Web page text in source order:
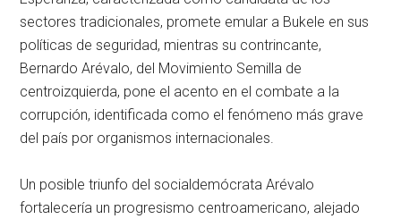
sectores tradicionales, promete emular a Bukele en sus
políticas de seguridad, mientras su contrincante,
Bernardo Arévalo, del Movimiento Semilla de
centroizquierda, pone el acento en el combate a la
corrupción, identificada como el fenómeno más grave
del país por organismos internacionales.
Un posible triunfo del socialdemócrata Arévalo
fortalecería un progresismo centroamericano, alejado